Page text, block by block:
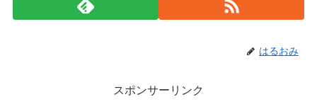
はるおみ
スポンサーリンク